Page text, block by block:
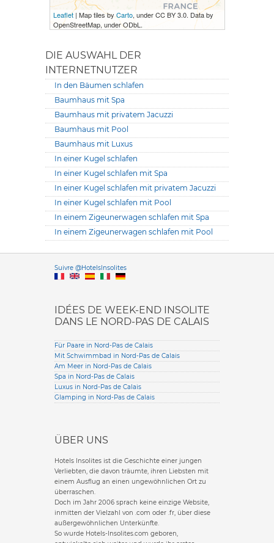
Leaflet| Map tiles byCarto, under CC BY 3.0. Data by
OpenStreetMap, under ODbL.
DIE AUSWAHL DER
INTERNETNUTZER
In den Bäumen schlafen
Baumhaus mit Spa
Baumhaus mit privatem Jacuzzi
Baumhaus mit Pool
Baumhaus mit Luxus
In einer Kugel schlafen
In einer Kugel schlafen mit Spa
In einer Kugel schlafen mit privatem Jacuzzi
In einer Kugel schlafen mit Pool
In einem Zigeunerwagen schlafen mit Spa
In einem Zigeunerwagen schlafen mit Pool
Suivre @HotelsInsolitesVersione
IDÉES DE WEEK-END INSOLITE
DANS LE NORD-PAS DE CALAIS
Für Paare in Nord-Pas de Calais
Mit Schwimmbad in Nord-Pas de Calais
Am Meer in Nord-Pas de Calais
Spa in Nord-Pas de Calais
Luxus in Nord-Pas de Calais
Glamping in Nord-Pas de Calais
ÜBER UNS
Hotels Insolites ist die Geschichte einer jungen
Verliebten, die davon träumte, ihren Liebsten mit
einem Ausflug an einen ungewöhnlichen Ort zu
überraschen.
Doch im Jahr 2006 sprach keine einzige Website,
inmitten der Vielzahl von .com oder .fr, über diese
außergewöhnlichen Unterkünfte.
So wurde Hotels-Insolites.com geboren,